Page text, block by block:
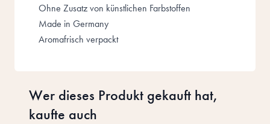
Ohne Zusatz von künstlichen Farbstoffen
Made in Germany
Aromafrisch verpackt
Wer dieses Produkt gekauft hat,
kaufte auch